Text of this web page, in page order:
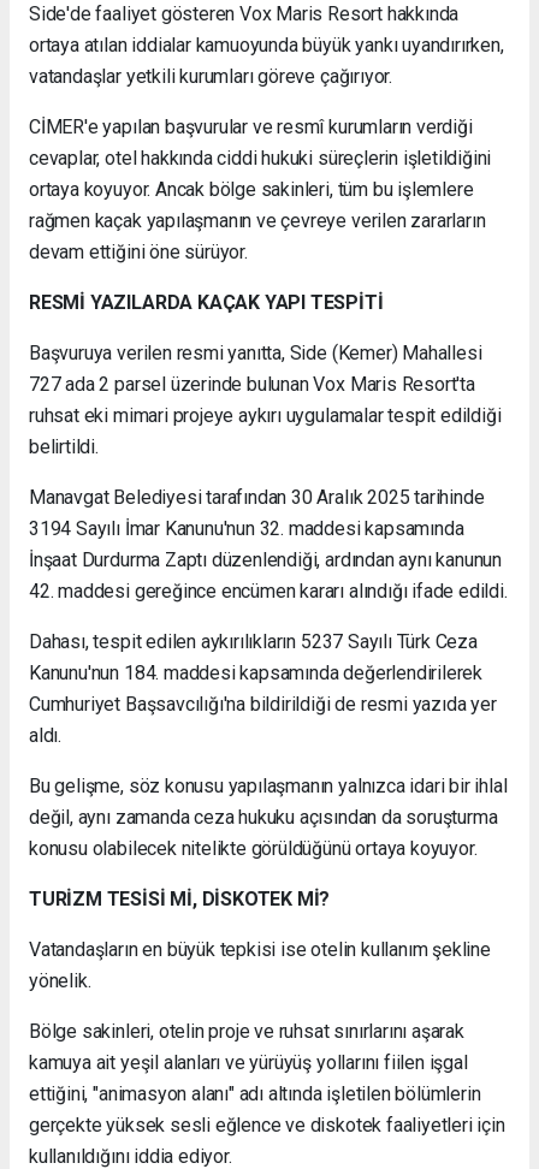
Side'de faaliyet gösteren Vox Maris Resort hakkında
ortaya atılan iddialar kamuoyunda büyük yankı uyandırırken,
vatandaşlar yetkili kurumları göreve çağırıyor.
CİMER'e yapılan başvurular ve resmî kurumların verdiği
cevaplar, otel hakkında ciddi hukuki süreçlerin işletildiğini
ortaya koyuyor. Ancak bölge sakinleri, tüm bu işlemlere
rağmen kaçak yapılaşmanın ve çevreye verilen zararların
devam ettiğini öne sürüyor.
RESMİ YAZILARDA KAÇAK YAPI TESPİTİ
Başvuruya verilen resmi yanıtta, Side (Kemer) Mahallesi
727 ada 2 parsel üzerinde bulunan Vox Maris Resort'ta
ruhsat eki mimari projeye aykırı uygulamalar tespit edildiği
belirtildi.
Manavgat Belediyesi tarafından 30 Aralık 2025 tarihinde
3194 Sayılı İmar Kanunu'nun 32. maddesi kapsamında
İnşaat Durdurma Zaptı düzenlendiği, ardından aynı kanunun
42. maddesi gereğince encümen kararı alındığı ifade edildi.
Dahası, tespit edilen aykırılıkların 5237 Sayılı Türk Ceza
Kanunu'nun 184. maddesi kapsamında değerlendirilerek
Cumhuriyet Başsavcılığı'na bildirildiği de resmi yazıda yer
aldı.
Bu gelişme, söz konusu yapılaşmanın yalnızca idari bir ihlal
değil, aynı zamanda ceza hukuku açısından da soruşturma
konusu olabilecek nitelikte görüldüğünü ortaya koyuyor.
TURİZM TESİSİ Mİ, DİSKOTEK Mİ?
Vatandaşların en büyük tepkisi ise otelin kullanım şekline
yönelik.
Bölge sakinleri, otelin proje ve ruhsat sınırlarını aşarak
kamuya ait yeşil alanları ve yürüyüş yollarını fiilen işgal
ettiğini, "animasyon alanı" adı altında işletilen bölümlerin
gerçekte yüksek sesli eğlence ve diskotek faaliyetleri için
kullanıldığını iddia ediyor.